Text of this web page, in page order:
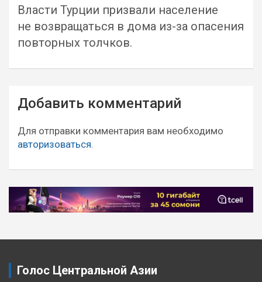
Власти Турции призвали население
не возвращаться в дома из-за опасения
повторных толчков.
Навигация
по
записям
Добавить комментарий
Для отправки комментария вам необходимо
авторизоваться.
Голос Центральной Азии